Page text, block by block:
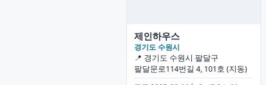
제인하우스
경기도 수원시
📍 경기도 수원시 팔달구
팔달문로114번길 4, 101호 (지동)